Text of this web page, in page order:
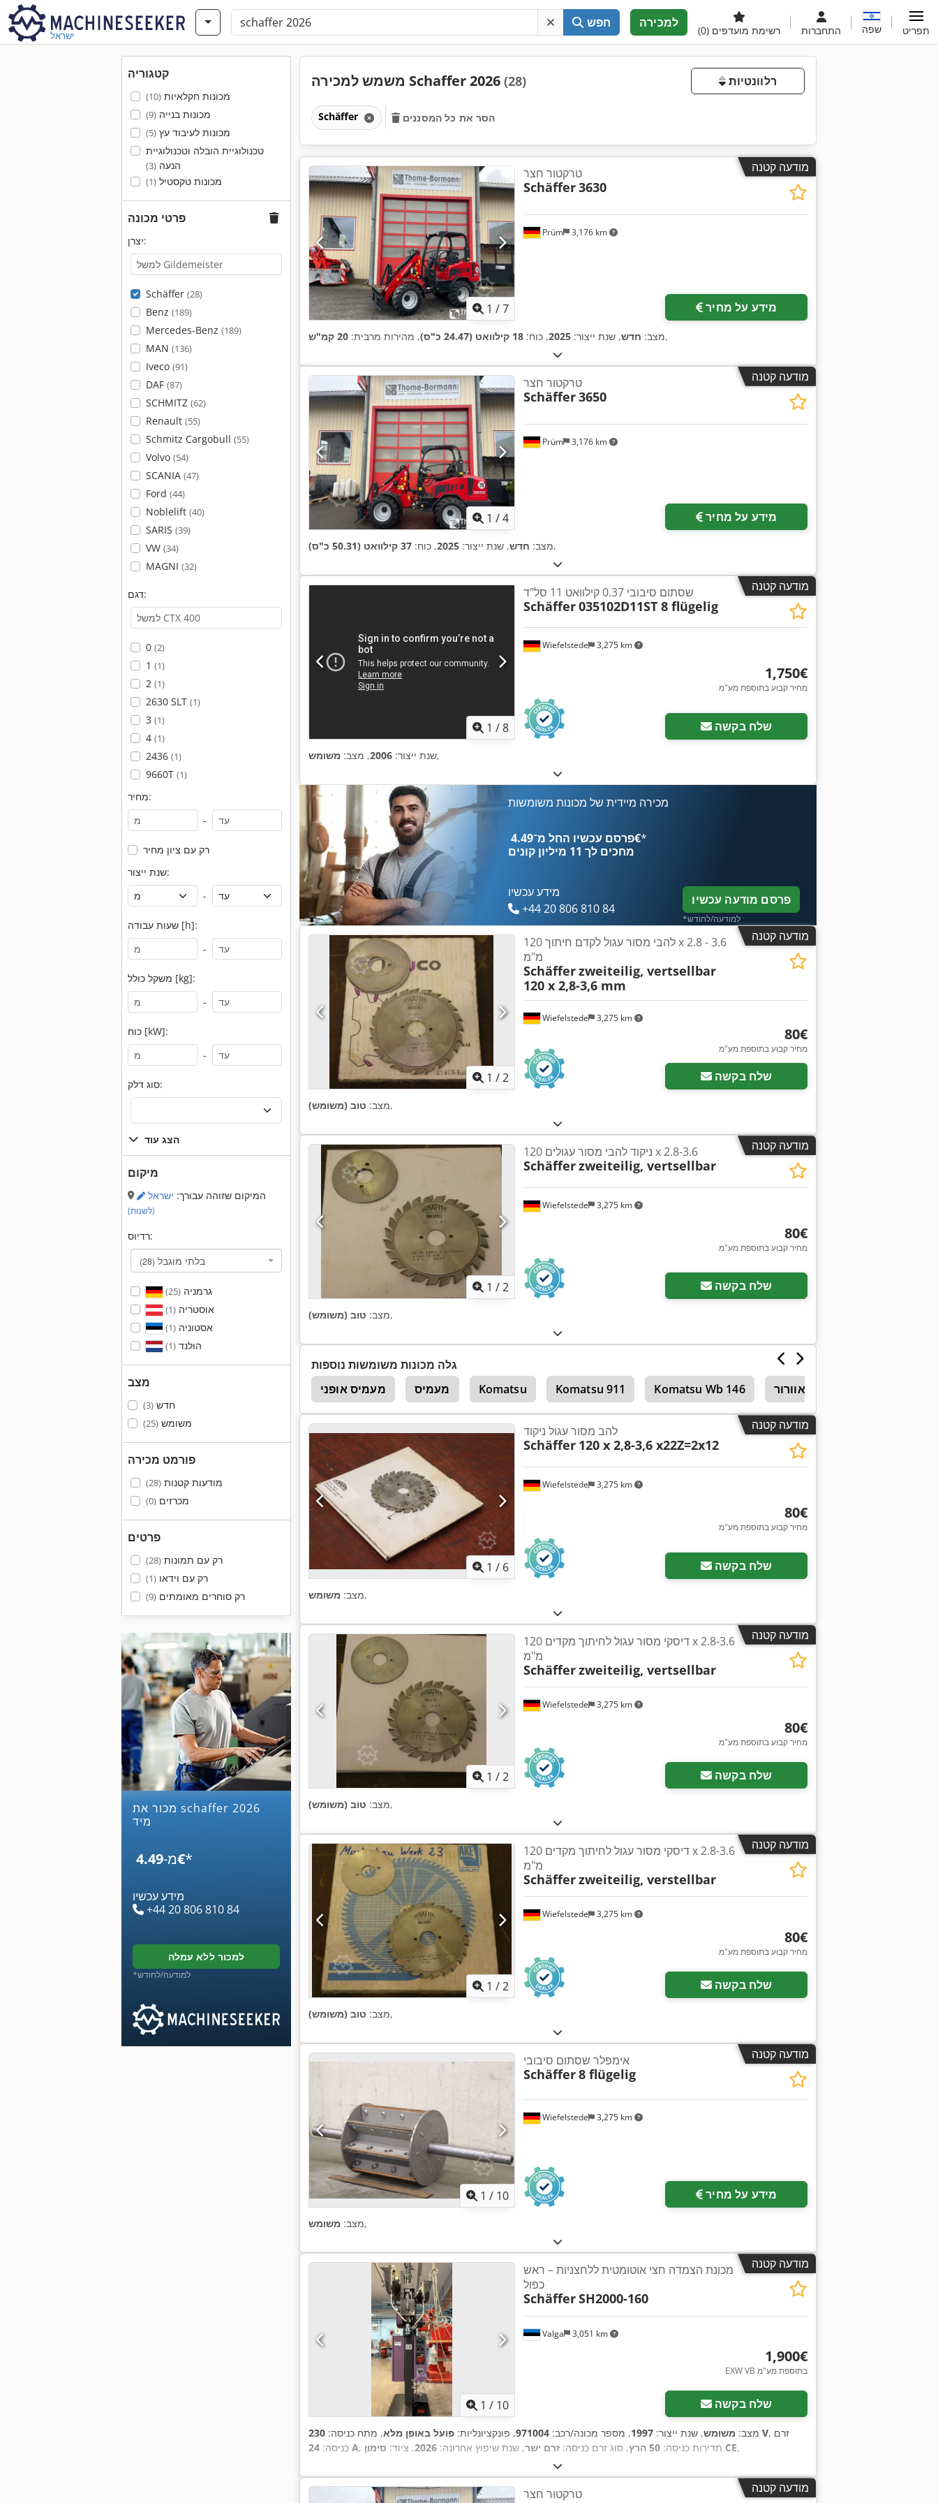
ישראל
חפש למכירה
רשימת מועדפים (0) התחברות שפה תפריט
קטגוריה
מכונות חקלאיות(10)
מכונות בנייה(9)
מכונות לעיבוד עץ(5)
טכנולוגיית הובלה וטכנולוגיית
הנעה(3)
מכונות טקסטיל(1)
פרטי מכונה
יצרן:
Schäffer (28)
Benz (189)
Mercedes-Benz (189)
MAN (136)
Iveco (91)
DAF (87)
SCHMITZ (62)
Renault (55)
Schmitz Cargobull (55)
Volvo (54)
SCANIA (47)
Ford (44)
Noblelift (40)
SARIS (39)
VW (34)
MAGNI (32)
דגם:
0 (2)
1 (1)
2 (1)
2630 SLT (1)
3 (1)
4 (1)
2436 (1)
9660T (1)
מחיר:
-
רק עם ציון מחיר
שנת ייצור:
-
שעות עבודה [h]:
-
משקל כולל [kg]:
-
כוח [kW]:
-
סוג דלק:
הצג עוד
מיקום
המיקום שזוהה עבורך: ישראל
(לשנות)
רדיוס:
בלתי מוגבל (28)
גרמניה(25)
אוסטריה(1)
אסטוניה(1)
הולנד(1)
מצב
חדש(3)
משומש(25)
פורמט מכירה
מודעות קטנות(28)
מכרזים(0)
פרטים
רק עם תמונות(28)
רק עם וידאו(1)
רק סוחרים מאומתים(9)
מכור את schaffer 2026
מיד
מ-‏4.49 ‏€*
מידע עכשיו
+44 20 806 810 84
למכור ללא עמלה
*למודעה/לחודש
משמש למכירה Schaffer 2026 (28) רלוונטיות
Schäffer הסר את כל המסננים
מודעה קטנה
1 /7
Prüm 3,176 km
טרקטור חצר
Schäffer3630
מידע על מחיר
מצב: חדש, שנת ייצור: 2025, כוח: 18 קילוואט (24.47 כ"ס) , מהירות מרבית: 20 קמ"ש ,
מודעה קטנה
1 /4
Prüm 3,176 km
טרקטור חצר
Schäffer3650
מידע על מחיר
מצב: חדש, שנת ייצור: 2025, כוח: 37 קילוואט (50.31 כ"ס) ,
מודעה קטנה
1 /8
Wiefelstede 3,275 km
שסתום סיבובי 0.37 קילוואט 11 סל"ד
Schäffer035102D11ST 8 flügelig
‏1,750 ‏€
מחיר קבוע בתוספת מע"מ
שלח בקשה
שנת ייצור: 2006, מצב: משומש ,
מכירה מיידית של מכונות משומשות
פרסם עכשיו החל מ־‏4.49 ‏€*
מחכים לך 11 מיליון קונים
מידע עכשיו
+44 20 806 810 84
פרסם מודעה עכשיו
*למודעה/לחודש
מודעה קטנה
בקש תמונות נוספות
1 /2
Wiefelstede 3,275 km
להבי מסור עגול לקדם חיתוך 120 x 2.8 - 3.6
מ"מ
Schäfferzweiteilig, vertsellbar
120 x 2,8-3,6 mm
‏80 ‏€
מחיר קבוע בתוספת מע"מ
שלח בקשה
מצב: טוב (משומש) ,
מודעה קטנה
בקש תמונות נוספות
1 /2
Wiefelstede 3,275 km
ניקוד להבי מסור עגולים 120 x 2.8-3.6
Schäfferzweiteilig, vertsellbar
‏80 ‏€
מחיר קבוע בתוספת מע"מ
שלח בקשה
מצב: טוב (משומש) ,
גלה מכונות משומשות נוספות
מעמיס אופני
מעמיס Komatsu Komatsu 911 Komatsu Wb 146 ציוד רפתות ומערכות אוורור Schaffer 4042
מודעה קטנה
1 / 6
Wiefelstede 3,275 km
להב מסור עגול ניקוד
Schäffer 120 x 2,8-3,6 x22Z=2x12
‏80 ‏€
מחיר קבוע בתוספת מע"מ
שלח בקשה
מצב: משומש ,
מודעה קטנה
בקש תמונות נוספות
1 /2
Wiefelstede 3,275 km
דיסקי מסור עגול לחיתוך מקדים 120 x 2.8-3.6
מ"מ
Schäfferzweiteilig, vertsellbar
‏80 ‏€
מחיר קבוע בתוספת מע"מ
שלח בקשה
מצב: טוב (משומש) ,
מודעה קטנה
בקש תמונות נוספות
1 /2
Wiefelstede 3,275 km
דיסקי מסור עגול לחיתוך מקדים 120 x 2.8-3.6
מ"מ
Schäfferzweiteilig, verstellbar
‏80 ‏€
מחיר קבוע בתוספת מע"מ
שלח בקשה
מצב: טוב (משומש) ,
מודעה קטנה
1 / 10
Wiefelstede 3,275 km
אימפלר שסתום סיבובי
Schäffer8 flügelig
מידע על מחיר
מצב: משומש ,
מודעה קטנה
1 / 10
Valga 3,051 km
מכונת הצמדה חצי אוטומטית ללחצניות – ראש
כפול
SchäfferSH2000-160
‏1,900 ‏€
EXW VB בתוספת מע"מ
שלח בקשה
מצב: משומש, שנת ייצור: 1997, מספר מכונה/רכב: 971004, פונקציונליות: פועל באופן מלא, מתח כניסה: 230 V, זרם
כניסה: 24 A , תדירות כניסה: 50 הרץ , סוג זרם כניסה: זרם ישר, שנת שיפוץ אחרונה: 2026, ציוד: סימון CE,
מודעה קטנה טרקטור חצר